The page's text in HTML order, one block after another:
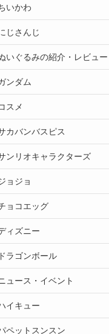
いかわ
じさんじ
いぐるみの紹介・レビュー
ンダム
スメ
カバンバスピス
ンリオキャラクターズ
ョジョ
ョコエッグ
ィズニー
ドラゴンボール
ュース・イベント
イキュー
ペットスンスン